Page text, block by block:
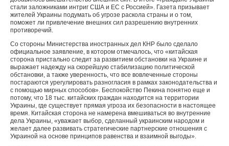
стали заложниками интриг США и ЕС с Россией». Газета призывает
жителей Украины подумать об угрозе раскола страны и о том,
поможет ли привлечение внешних сил разрешению внутренних
противоречий.
Со стороны Министерства иностранных дел КНР было сделало
официальное заявление, в котором отмечалось, что «китайская
сторона пристально следит за развитием обстановки на Украине и
выражает надежду на скорейшую стабилизацию политической
обстановки, а также уверенность, что все вовлеченные стороны
постараются урегулировать разногласия в рамках законодательства и
с помощью мирных способов». Беспокойство Пекина понятно еще и
потому, что 18 тыс. китайских граждан находится на территории
Украины, где существует прямая угроза их безопасности в настоящее
время. Китайская сторона не намерена вмешиваться во внутренние
дела Украины, «уважает выбор, сделанный украинским народом и
желает далее развивать стратегические партнерские отношения с
Украиной на основе принципов равенства и взаимной выгоды».